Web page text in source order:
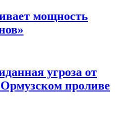
мощность
угроза от
проливе